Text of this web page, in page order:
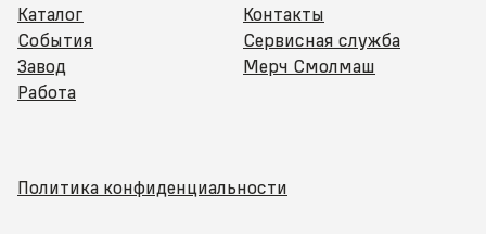
Каталог
События
Завод
Работа
Контакты
Сервисная служба
Мерч Смолмаш
Политика конфиденциальности